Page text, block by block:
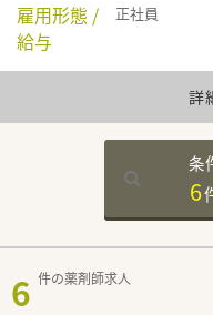
雇用形態 /
給与
正社員
詳
条
6
6 件の薬剤師求人